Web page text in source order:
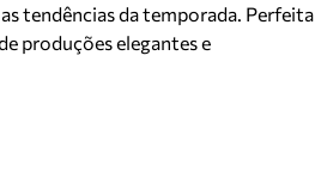
tendências da temporada. Perfeita
produções elegantes e